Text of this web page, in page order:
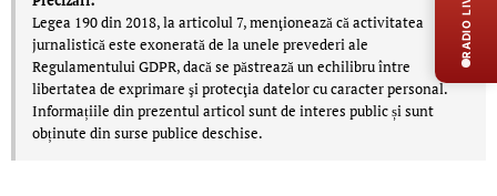
Legea 190 din 2018, la articolul 7, menţionează că activitatea
jurnalistică este exonerată de la unele prevederi ale
Regulamentului GDPR, dacă se păstrează un echilibru între
libertatea de exprimare şi protecţia datelor cu caracter personal.
Informațiile din prezentul articol sunt de interes public și sunt
obținute din surse publice deschise.
RADIO LIVE